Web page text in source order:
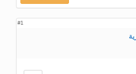
#1